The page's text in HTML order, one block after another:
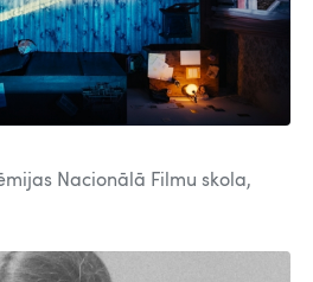
Nacionālā Filmu skola,